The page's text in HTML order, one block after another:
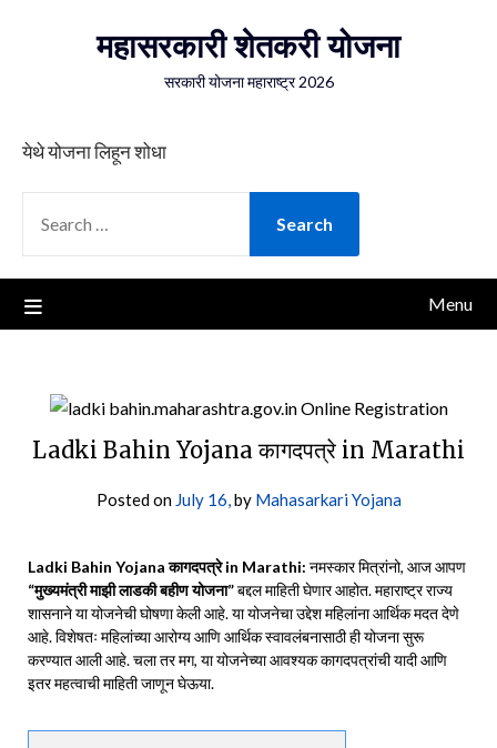
महासरकारी शेतकरी योजना
सरकारी योजना महाराष्ट्र 2026
येथे योजना लिहून शोधा
FOR:
Menu
Ladki Bahin Yojana कागदपत्रे in Marathi
Posted on July 16,by Mahasarkari Yojana
Ladki Bahin Yojana कागदपत्रे in Marathi: नमस्कार मित्रांनो, आज आपण
“मुख्यमंत्री माझी लाडकी बहीण योजना”बद्दल माहिती घेणार आहोत. महाराष्ट्र राज्य
शासनाने या योजनेची घोषणा केली आहे. या योजनेचा उद्देश महिलांना आर्थिक मदत देणे
आहे. विशेषतः महिलांच्या आरोग्य आणि आर्थिक स्वावलंबनासाठी ही योजना सुरू
करण्यात आली आहे. चला तर मग, या योजनेच्या आवश्यक कागदपत्रांची यादी आणि
इतर महत्वाची माहिती जाणून घेऊया.